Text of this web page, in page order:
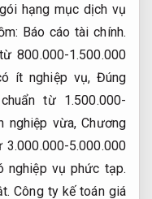
hạng mục dịch vụ
Báo cáo tài chính.
800.000-1.500.000
ít nghiệp vụ, Đúng
từ 1.500.000-
nghiệp vừa,Chương
5.000.000
nghiệp vụ phức tạp.
Công ty kế toán giá